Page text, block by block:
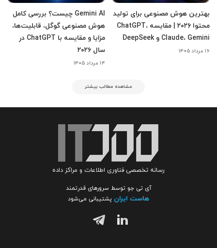
بهترین هوش مصنوعی برای تولید
محتوا ۲۰۲۶ | مقایسه ChatGPT،
Claude، Gemini و DeepSeek
۱۶ مرداد ۱۴۰۵
Gemini AI چیست؟ بررسی کامل
هوش مصنوعی گوگل، قابلیت‌ها،
مزایا و مقایسه با ChatGPT در
سال ۲۰۲۶
۱۴ مرداد ۱۴۰۵
مشاهده مطالب بیشتر
رسانه تخصصی فناوری اطلاعات و مراکز داده
آی تی جو توسط سرورهای قدرتمند
هاست ایران پشتیبانی می‌شود